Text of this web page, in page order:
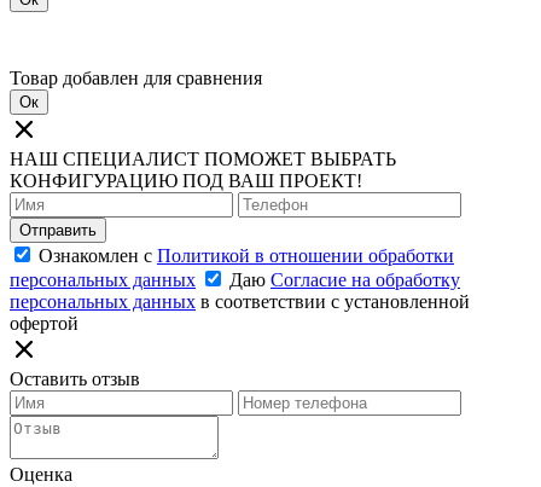
Товар добавлен для сравнения
Ок
НАШ СПЕЦИАЛИСТ ПОМОЖЕТ ВЫБРАТЬ
КОНФИГУРАЦИЮ ПОД ВАШ ПРОЕКТ!
Отправить
Ознакомлен с Политикой в отношении обработки
персональных данных
Даю Согласие на обработку
персональных данных в соответствии с установленной
офертой
Оставить отзыв
Оценка